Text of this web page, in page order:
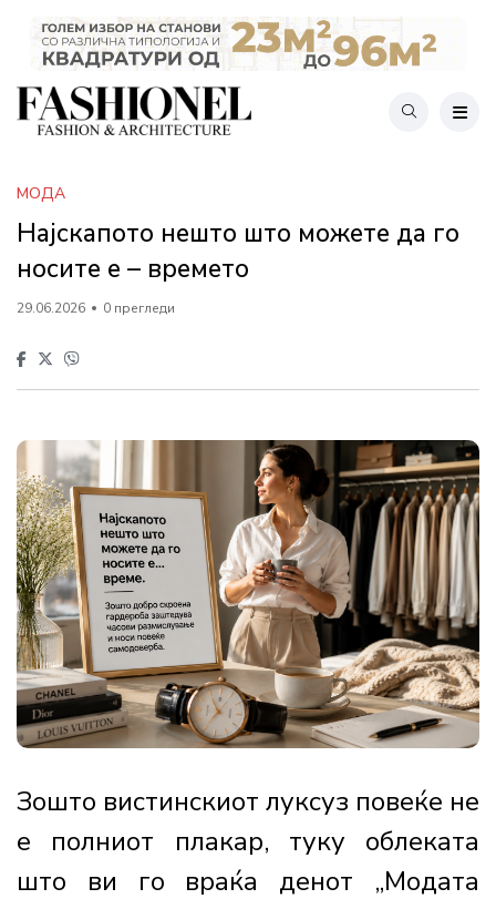
МОДА
Најскапото нешто што можете да го
носите е – времето
29.06.2026 0 прегледи
Зошто вистинскиот луксуз повеќе не
е полниот плакар, туку облеката
што ви го враќа денот „Модата